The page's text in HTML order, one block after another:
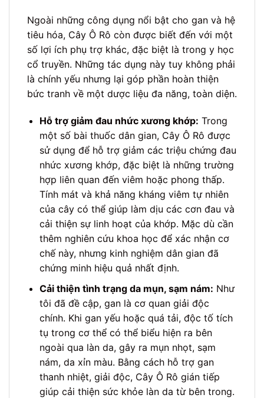
Ngoài những công dụng nổi bật cho gan và hệ
tiêu hóa, Cây Ô Rô còn được biết đến với một
số lợi ích phụ trợ khác, đặc biệt là trong y học
cổ truyền. Những tác dụng này tuy không phải
là chính yếu nhưng lại góp phần hoàn thiện
bức tranh về một dược liệu đa năng, toàn diện.
Hỗ trợ giảm đau nhức xương khớp: Trong
một số bài thuốc dân gian, Cây Ô Rô được
sử dụng để hỗ trợ giảm các triệu chứng đau
nhức xương khớp, đặc biệt là những trường
hợp liên quan đến viêm hoặc phong thấp.
Tính mát và khả năng kháng viêm tự nhiên
của cây có thể giúp làm dịu các cơn đau và
cải thiện sự linh hoạt của khớp. Mặc dù cần
thêm nghiên cứu khoa học để xác nhận cơ
chế này, nhưng kinh nghiệm dân gian đã
chứng minh hiệu quả nhất định.
Cải thiện tình trạng da mụn, sạm nám: Như
tôi đã đề cập, gan là cơ quan giải độc
chính. Khi gan yếu hoặc quá tải, độc tố tích
tụ trong cơ thể có thể biểu hiện ra bên
ngoài qua làn da, gây ra mụn nhọt, sạm
nám, da xỉn màu. Bằng cách hỗ trợ gan
thanh nhiệt, giải độc, Cây Ô Rô gián tiếp
giúp cải thiện sức khỏe làn da từ bên trong.